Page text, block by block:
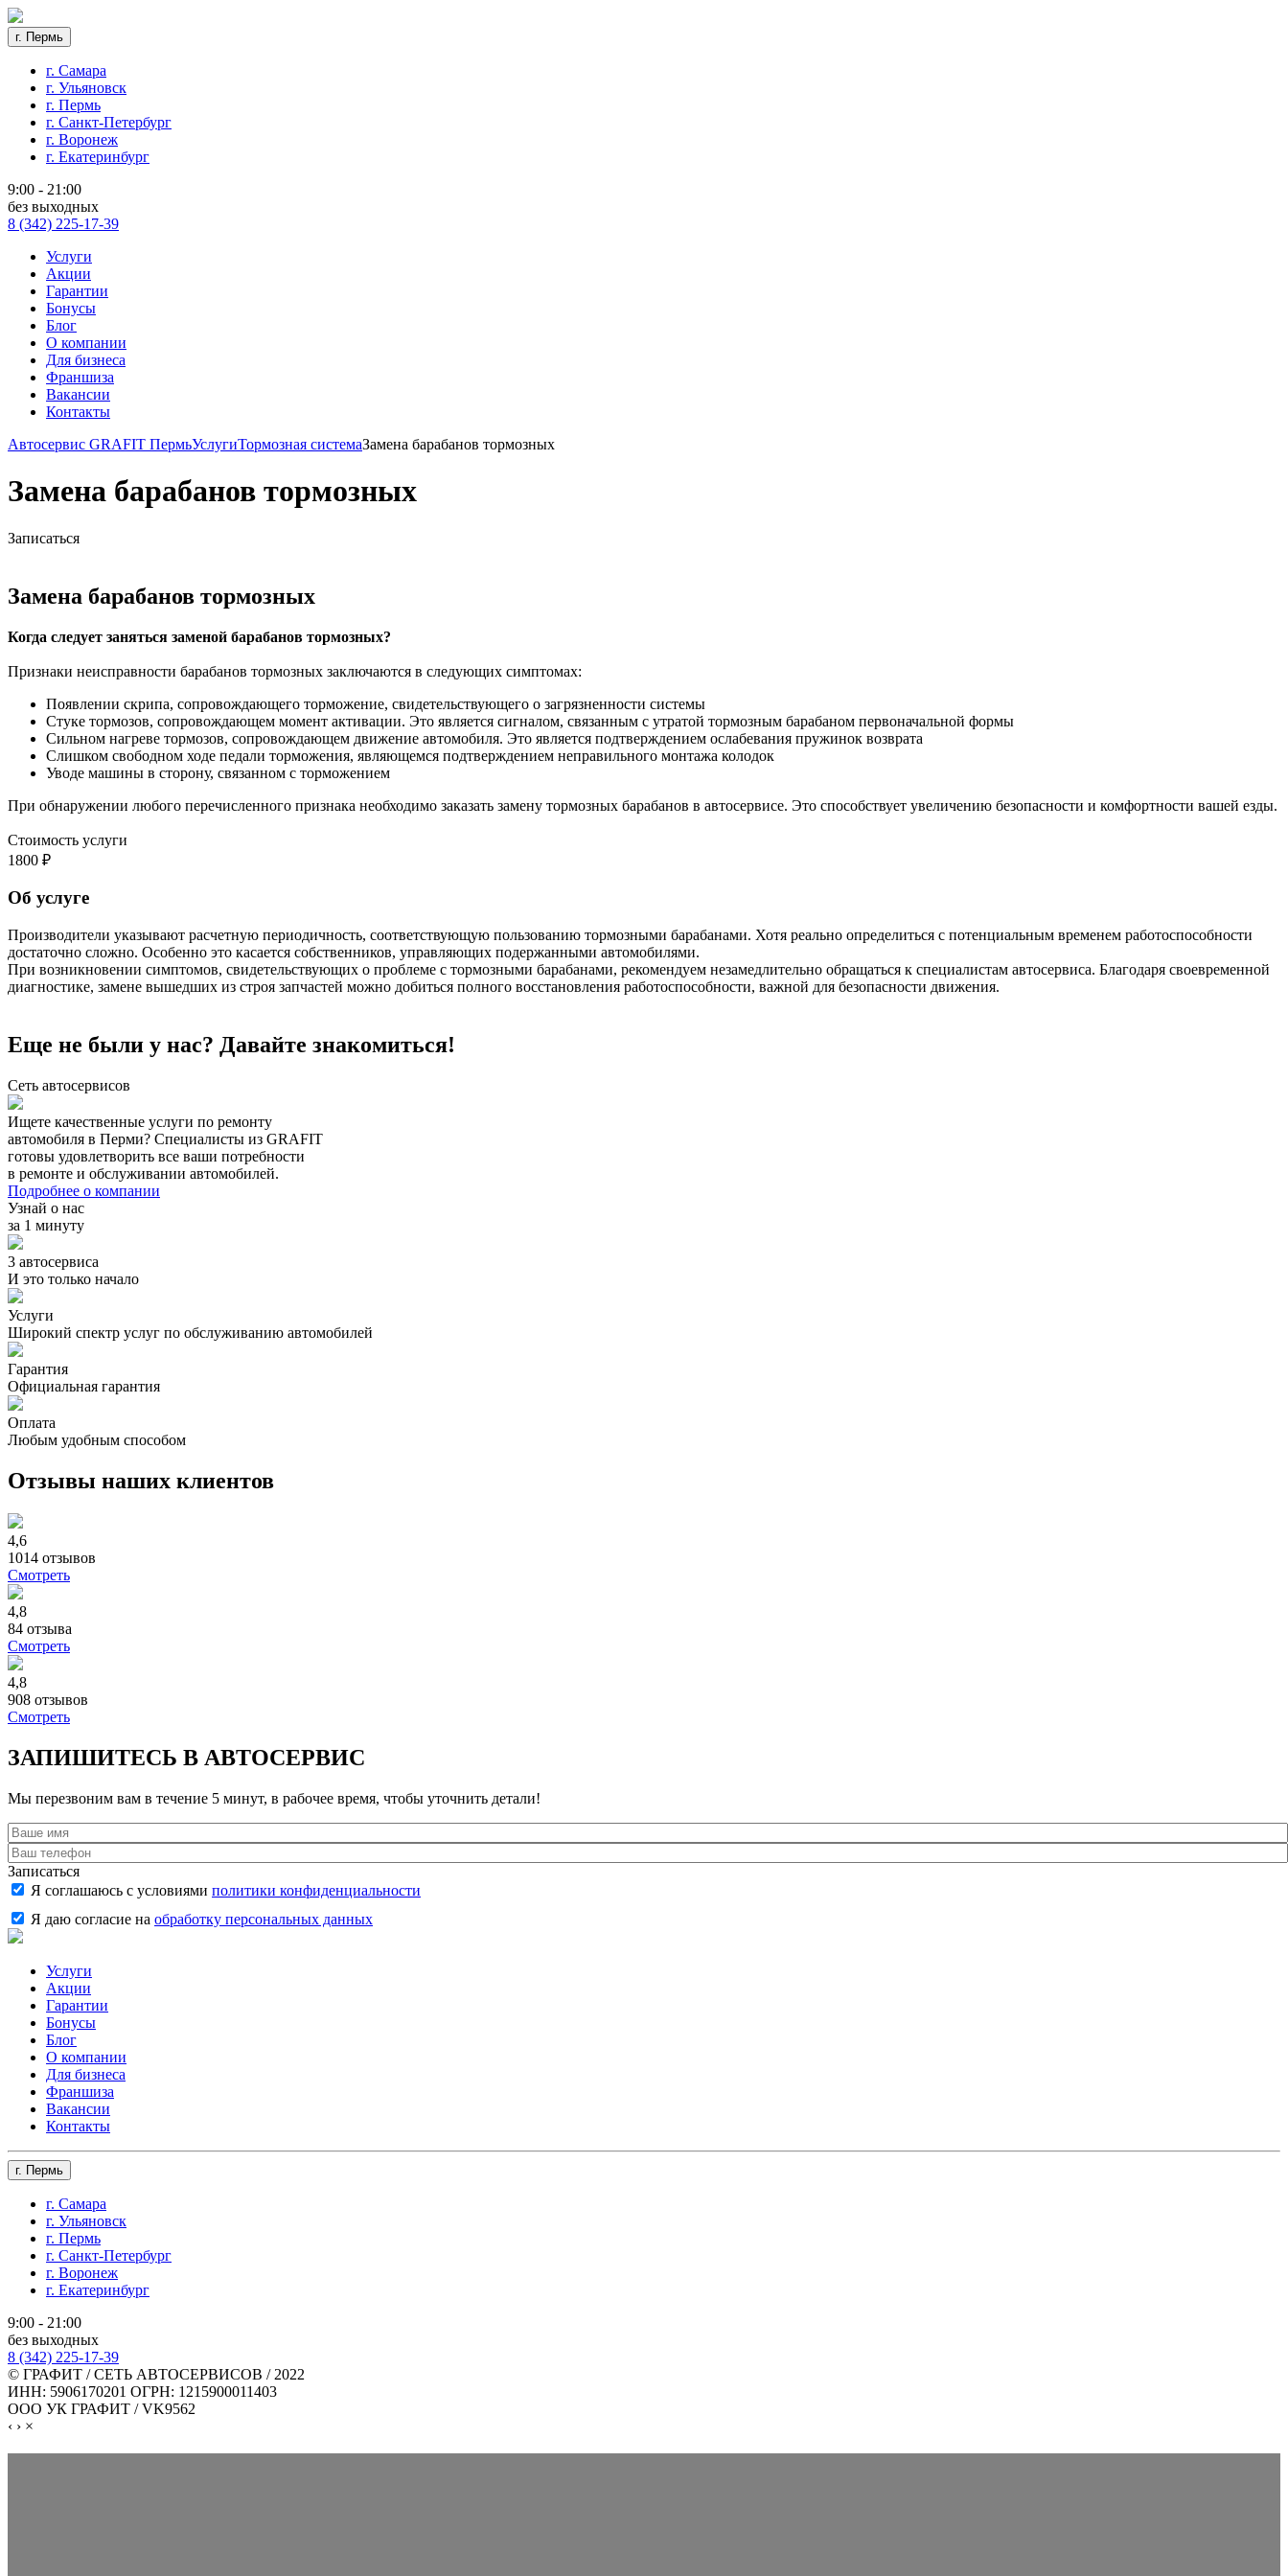
г. Пермь
г. Самара
г. Ульяновск
г. Пермь
г. Санкт-Петербург
г. Воронеж
г. Екатеринбург
9:00 - 21:00
без выходных
8 (342) 225-17-39
Услуги
Акции
Гарантии
Бонусы
Блог
О компании
Для бизнеса
Франшиза
Вакансии
Контакты
Автосервис GRAFIT ПермьУслугиТормозная системаЗамена барабанов тормозных
Замена барабанов тормозных
Записаться
Замена барабанов тормозных
Когда следует заняться заменой барабанов тормозных?
Признаки неисправности барабанов тормозных заключаются в следующих симптомах:
Появлении скрипа, сопровождающего торможение, свидетельствующего о загрязненности системы
Стуке тормозов, сопровождающем момент активации. Это является сигналом, связанным с утратой тормозным барабаном первоначальной формы
Сильном нагреве тормозов, сопровождающем движение автомобиля. Это является подтверждением ослабевания пружинок возврата
Слишком свободном ходе педали торможения, являющемся подтверждением неправильного монтажа колодок
Уводе машины в сторону, связанном с торможением
При обнаружении любого перечисленного признака необходимо заказать замену тормозных барабанов в автосервисе. Это способствует увеличению безопасности и комфортности вашей езды.
Стоимость услуги
1800 ₽
Об услуге
Производители указывают расчетную периодичность, соответствующую пользованию тормозными барабанами. Хотя реально определиться с потенциальным временем работоспособности
достаточно сложно. Особенно это касается собственников, управляющих подержанными автомобилями.
При возникновении симптомов, свидетельствующих о проблеме с тормозными барабанами, рекомендуем незамедлительно обращаться к специалистам автосервиса. Благодаря своевременной
диагностике, замене вышедших из строя запчастей можно добиться полного восстановления работоспособности, важной для безопасности движения.
Еще не были у нас? Давайте знакомиться!
Сеть автосервисов
Ищете качественные услуги по ремонту
автомобиля в Перми? Специалисты из GRAFIT
готовы удовлетворить все ваши потребности
в ремонте и обслуживании автомобилей.
Подробнее о компании
Узнай о нас
за 1 минуту
3 автосервиса
И это только начало
Услуги
Широкий спектр услуг по обслуживанию автомобилей
Гарантия
Официальная гарантия
Оплата
Любым удобным способом
Отзывы наших клиентов
4,6
1014 отзывов
Смотреть
4,8
84 отзыва
Смотреть
4,8
908 отзывов
Смотреть
ЗАПИШИТЕСЬ В АВТОСЕРВИС
Мы перезвоним вам в течение 5 минут, в рабочее время, чтобы уточнить детали!
Записаться
Я соглашаюсь с условиями политики конфиденциальности
Я даю согласие на обработку персональных данных
Услуги
Акции
Гарантии
Бонусы
Блог
О компании
Для бизнеса
Франшиза
Вакансии
Контакты
г. Пермь
г. Самара
г. Ульяновск
г. Пермь
г. Санкт-Петербург
г. Воронеж
г. Екатеринбург
9:00 - 21:00
без выходных
8 (342) 225-17-39
© ГРАФИТ / СЕТЬ АВТОСЕРВИСОВ / 2022
ИНН: 5906170201 ОГРН: 1215900011403
ООО УК ГРАФИТ / VK9562
‹ › ×